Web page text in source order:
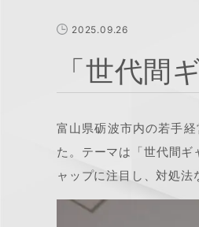
2025.09.26
「世代間
富山県砺波市内の若手
た。テーマは「世代間
ャップに注目し、対処法